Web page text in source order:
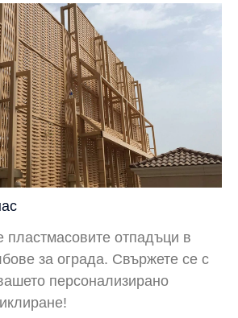
пластмасовите отпадъци в
за ограда. Свържете се с
персонализирано